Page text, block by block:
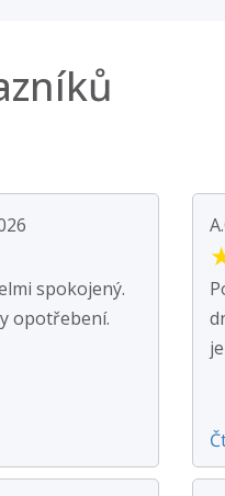
spokojený.
opotřebení.